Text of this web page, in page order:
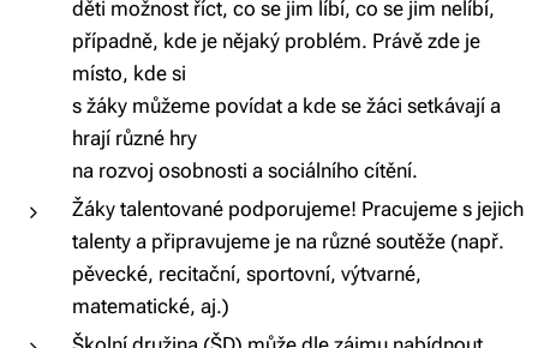
děti možnost říct, co se jim líbí, co se jim nelíbí,
případně, kde je nějaký problém. Právě zde je
místo, kde si
s žáky můžeme povídat a kde se žáci setkávají a
hrají různé hry
na rozvoj osobnosti a sociálního cítění.
Žáky talentované podporujeme! Pracujeme s jejich
talenty a připravujeme je na různé soutěže (např.
pěvecké, recitační, sportovní, výtvarné,
matematické, aj.)